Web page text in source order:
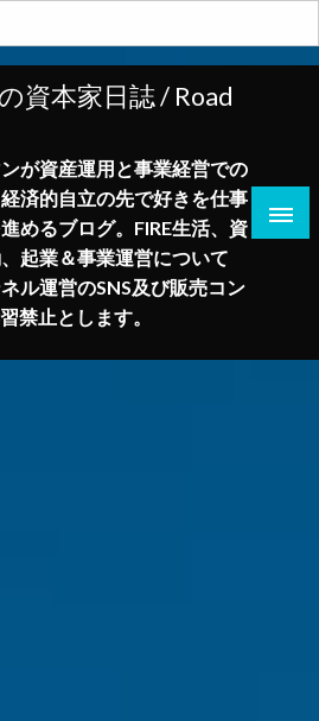
資本家日誌 / Road
が資産運用と事業経営での
済的自立の先で好きを仕事
めるブログ。FIRE生活、資
起業＆事業運営について
ル運営のSNS及び販売コン
禁止とします。